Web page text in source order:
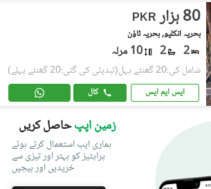
PKR 80 ہزار
بحریہ انکلیو, بحریہ ٹاؤن
2
2 10 مرلہ
شامل کی:20 گھنٹے پہل (تبدیلی کی گئی:20 گھنٹے پہلے)
ایس ایم ایس کال
زمین اپپحاصل کریں
ہماری ایپ استعمال کرتے ہوئے
پراپٹیز کو بہتر اور تیزی سے
خریدیں اور بیچیں